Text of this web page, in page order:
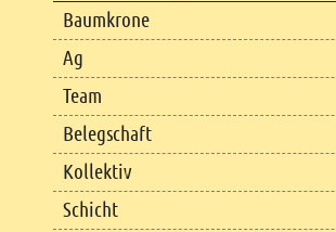
Baumkrone
Ag
Team
Belegschaft
Kollektiv
Schicht